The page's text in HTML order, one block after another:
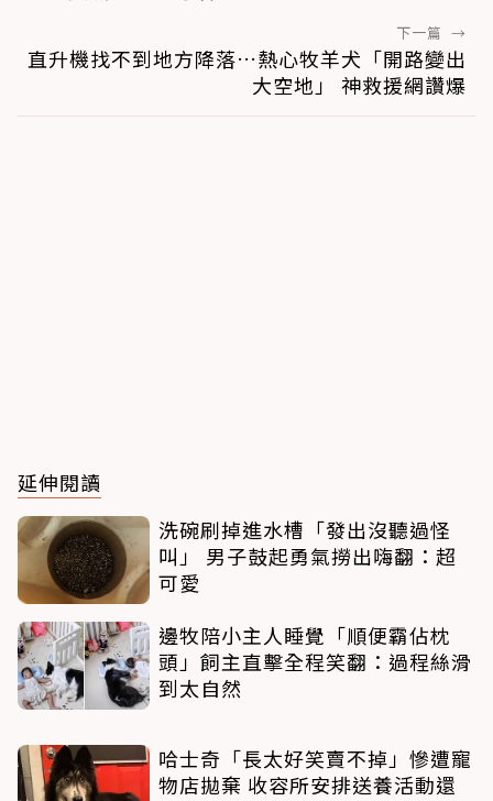
下一篇 →
直升機找不到地方降落…熱心牧羊犬「開路變出
大空地」 神救援網讚爆
延伸閱讀
洗碗刷掉進水槽「發出沒聽過怪
叫」 男子鼓起勇氣撈出嗨翻：超
可愛
邊牧陪小主人睡覺「順便霸佔枕
頭」飼主直擊全程笑翻：過程絲滑
到太自然
哈士奇「長太好笑賣不掉」慘遭寵
物店拋棄 收容所安排送養活動還